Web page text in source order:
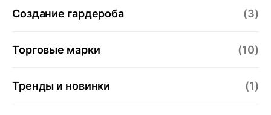
Создание гардероба (3)
Торговые марки (10)
Тренды и новинки (1)